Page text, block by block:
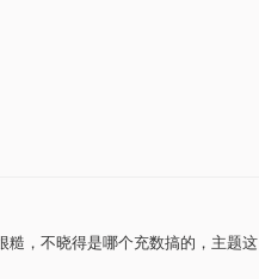
糙，不晓得是哪个充数搞的，主题这